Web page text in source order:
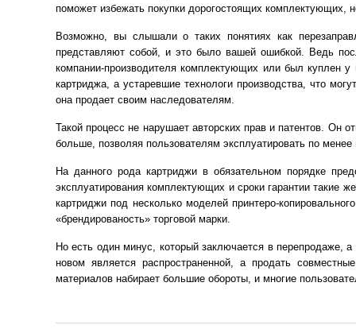
поможет избежать покупки дорогостоящих комплектующих,
Возможно, вы слышали о таких понятиях как
представляют собой, и это было вашей ошибкой. Ведь
компании-производителя комплектующих или был куплен у
картриджа, а устаревшие технологи производства, что
она продает своим наследователям.
Такой процесс не нарушает авторских прав и патентов. Он
больше, позволяя пользователям эксплуатировать по менее
На данного рода картриджи в обязательном порядке
эксплуатирования комплектующих и сроки гарантии такие
картриджи под несколько моделей принтеро-
«брендированость» торговой марки.
Но есть один минус, который заключается в перепродаже,
новом является распространенной, а продать
материалов набирает большие обороты, и многие